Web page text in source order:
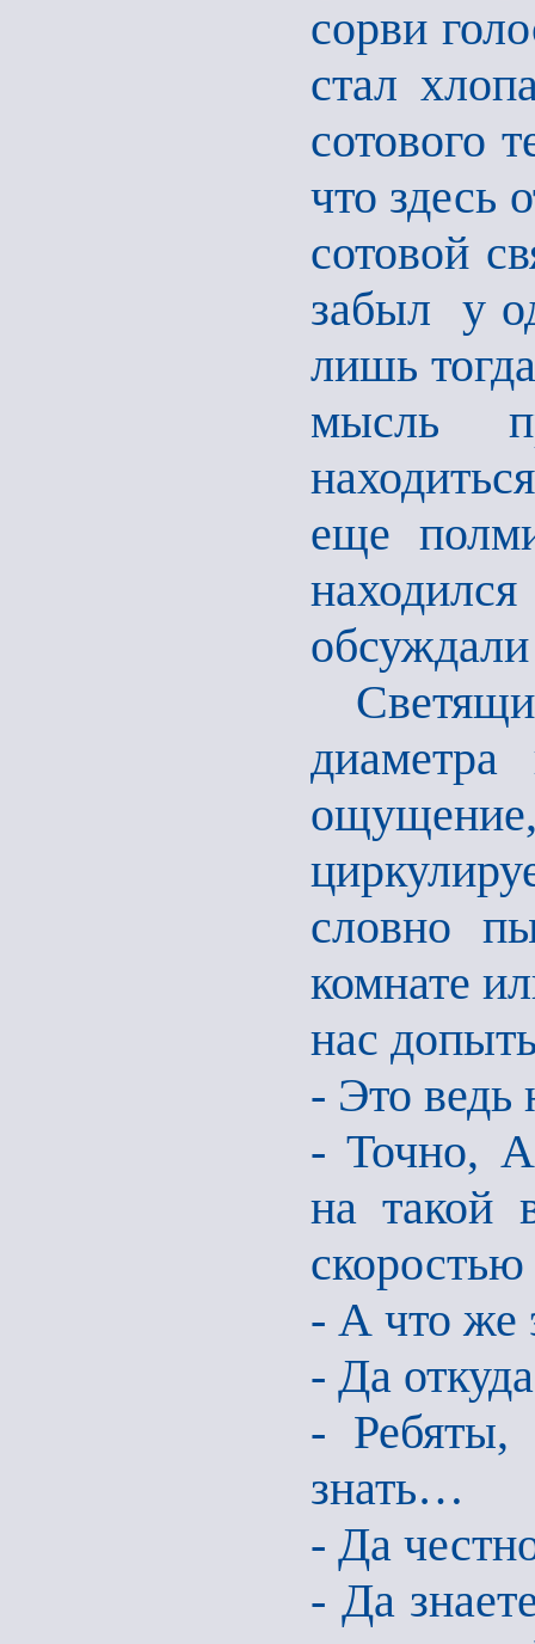
сорви
стал
сотового
что здесь
сотовой
забыл у
лишь
мысль
еще
словно
комнате
нас
- Это ведь
- Точно,
на такой
- А что же
- Да
- Ребяты,
знать…
- Да
- Да